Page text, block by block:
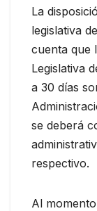
La
legislativa
cuenta que
Legislativa
a 30 días
se deberá
respectivo.
Al